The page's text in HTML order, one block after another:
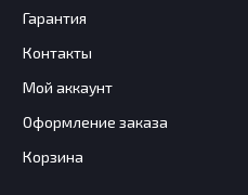
Гарантия
Контакты
Мой аккаунт
Оформление заказа
Корзина